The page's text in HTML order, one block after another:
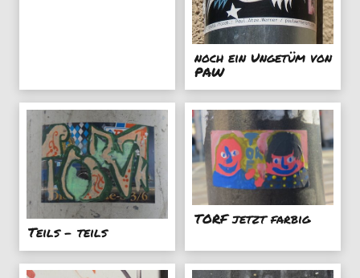
noch ein Ungetüm von
PAW
Teils - teils
TORF jetzt farbig